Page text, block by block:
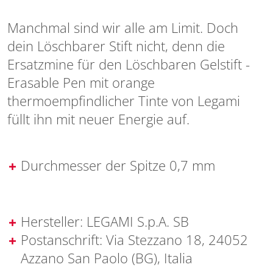
Manchmal sind wir alle am Limit. Doch
dein Löschbarer Stift nicht, denn die
Ersatzmine für den Löschbaren Gelstift -
Erasable Pen mit orange
thermoempfindlicher Tinte von Legami
füllt ihn mit neuer Energie auf.
Durchmesser der Spitze 0,7 mm
Hersteller: LEGAMI S.p.A. SB
Postanschrift: Via Stezzano 18, 24052
Azzano San Paolo (BG), Italia